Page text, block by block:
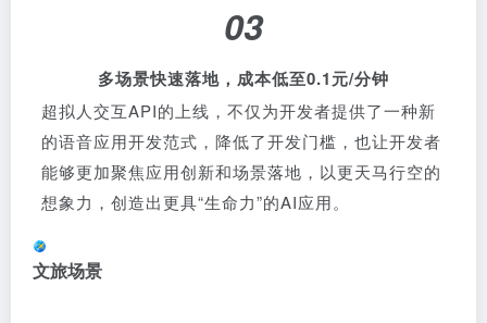
03
多场景快速落地，成本低至0.1元/分钟
超拟人交互API的上线，不仅为开发者提供了一种新
的语音应用开发范式，降低了开发门槛，也让开发者
能够更加聚焦应用创新和场景落地，以更天马行空的
想象力，创造出更具“生命力”的AI应用。
文旅场景